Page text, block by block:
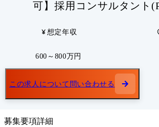
可】採用コンサルタント
想定年収
600～800万円
この求人について問い合わせる
募集要項詳細